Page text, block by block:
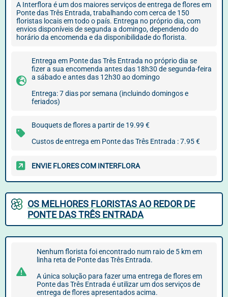
A Interflora é um dos maiores serviços de entrega de flores em
Ponte das Três Entrada, trabalhando com cerca de 150
floristas locais em todo o país. Entrega no próprio dia, com
envios disponíveis de segunda a domingo, dependendo do
horário da encomenda e da disponibilidade do florista.
Entrega em Ponte das Três Entrada no próprio dia se
fizer a sua encomenda antes das 18h30 de segunda-feira
a sábado e antes das 12h30 ao domingo
Entrega: 7 dias por semana (incluindo domingos e
feriados)
Bouquets de flores a partir de 19.99 €
Custos de entrega em Ponte das Três Entrada : 7.95 €
ENVIE FLORES COM INTERFLORA
OS MELHORES FLORISTAS AO REDOR DE
PONTE DAS TRÊS ENTRADA
Nenhum florista foi encontrado num raio de 5 km em
linha reta de Ponte das Três Entrada.
A única solução para fazer uma entrega de flores em
Ponte das Três Entrada é utilizar um dos serviços de
entrega de flores apresentados acima.